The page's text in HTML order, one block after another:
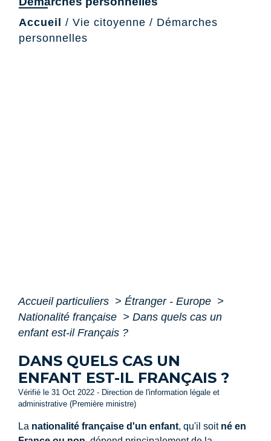
Accueil / Vie citoyenne / Démarches
personnelles
Accueil particuliers > Étranger - Europe >
Nationalité française > Dans quels cas un
enfant est-il Français ?
DANS QUELS CAS UN
ENFANT EST-IL FRANÇAIS ?
Vérifié le 31 Oct 2022 - Direction de l'information légale et
administrative (Première ministre)
La nationalité française d'un enfant, qu'il soit né en